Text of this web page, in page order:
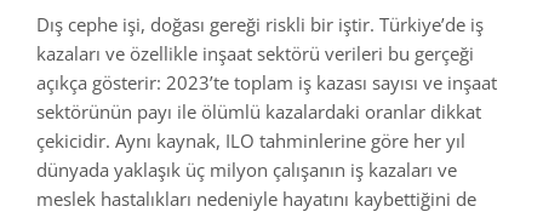
Dış cephe işi, doğası gereği riskli bir iştir. Türkiye’de iş
kazaları ve özellikle inşaat sektörü verileri bu gerçeği
açıkça gösterir: 2023’te toplam iş kazası sayısı ve inşaat
sektörünün payı ile ölümlü kazalardaki oranlar dikkat
çekicidir. Aynı kaynak, ILO tahminlerine göre her yıl
dünyada yaklaşık üç milyon çalışanın iş kazaları ve
meslek hastalıkları nedeniyle hayatını kaybettiğini de